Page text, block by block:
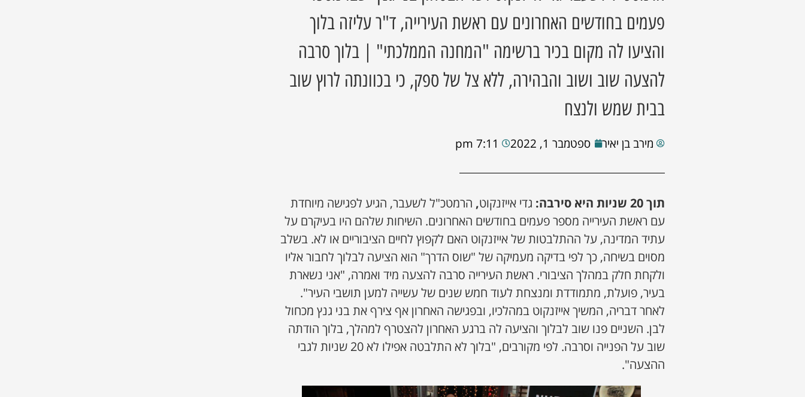
פעמים בחודשים האחרונים עם ראשת העירייה, ד"ר עליזה בלוך
והציעו לה מקום בכיר ברשימה "המחנה הממלכתי" | בלוך סרבה
להצעה שוב ושוב והבהירה, ללא צל של ספק, כי בכוונתה לרוץ שוב
בבית שמש ולנצח
מירב בן יאיר ספטמבר 1, 2022 7:11 pm
תוך 20 שניות היא סירבה: גדי אייזנקוט, הרמטכ"ל לשעבר, הגיע לפגישה מיוחדת
עם ראשת העירייה מספר פעמים בחודשים האחרונים. השיחות שלהם היו בעיקרם על
עתיד המדינה, על ההתלבטות של אייזנקוט האם לקפוץ לחיים הציבוריים או לא. בשלב
מסוים בשיחה, כך לפי בדיקה מעמיקה של "שוס הדרך" הוא הציעה לבלוך לחבור אליו
ולקחת חלק במהלך הציבורי. ראשת העירייה סרבה להצעה מיד ואמרה, "אני נשארת
בעיר, פועלת, מתמודדת ומנצחת לעוד חמש שנים של עשייה למען תושבי העיר".
לאחר דבריה, המשיך אייזנקוט במהלכיו, ובפגישה האחרון אף צירף את בני גנץ מכחול
לבן. השניים פנו שוב לבלוך והציעה לה ברגע האחרון להצטרף למהלך, בלוך הודתה
שוב על הפנייה וסרבה. לפי מקורבים, "בלוך לא התלבטה אפילו לא 20 שניות לגבי
ההצעה".